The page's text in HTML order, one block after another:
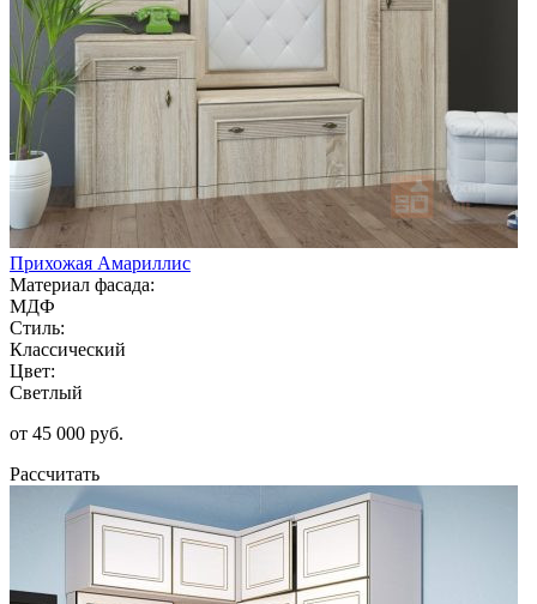
Прихожая Амариллис
Материал фасада:
МДФ
Стиль:
Классический
Цвет:
Светлый
от 45 000 руб.
Рассчитать